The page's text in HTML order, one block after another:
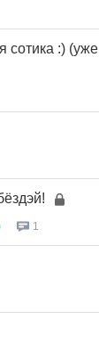
сотика :) (уже
1